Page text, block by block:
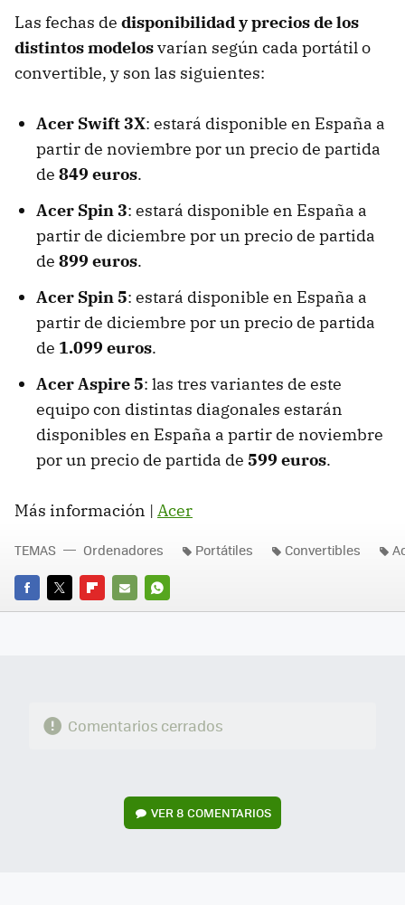
Las fechas de disponibilidad y precios de los
distintos modelosvarían según cada portátil o
convertible, y son las siguientes:
Acer Swift 3X: estará disponible en España a
partir de noviembre por un precio de partida
de 849 euros.
Acer Spin 3: estará disponible en España a
partir de diciembre por un precio de partida
de 899 euros.
Acer Spin 5: estará disponible en España a
partir de diciembre por un precio de partida
de 1.099 euros.
Acer Aspire 5: las tres variantes de este
equipo con distintas diagonales estarán
disponibles en España a partir de noviembre
por un precio de partida de 599 euros.
Más información | Acer
FACEBOOK
TWITTERFLIPBOARD
E-
WHATSAPP
TEMAS Ordenadores Portátiles Convertibles
Comentarios cerrados
VER8 COMENTARIOS